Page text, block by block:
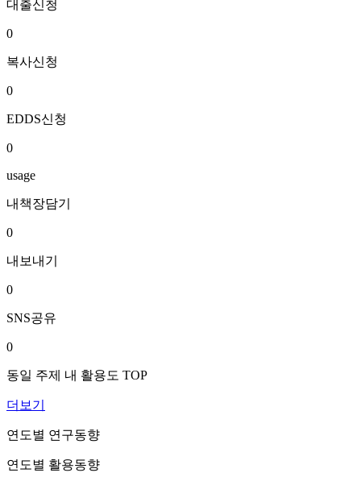
대출신청
0
복사신청
0
EDDS신청
0
usage
내책장담기
0
내보내기
0
SNS공유
0
동일 주제 내 활용도 TOP
더보기
연도별 연구동향
연도별 활용동향